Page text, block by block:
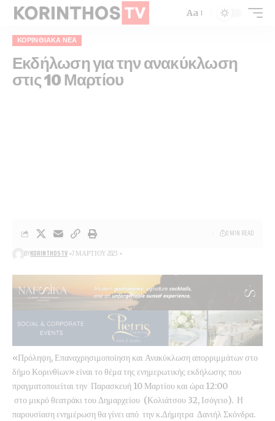
Aa
ΚΟΡΙΝΘΙΑΚΆ ΝΈΑ
Εκδήλωση για την ανακύκλωση
στις 10 Μαρτίου
BYKORINTHOSTV 7 ΜΑΡΤΊΟΥ 2023
0 MIN READ
«Πρόληψη, Επαναχρησιμοποίηση και Ανακύκλωση απορριμμάτων στο
δήμο Κορινθίων» είναι το θέμα της ενημερωτικής εκδήλωσης που
πραγματοποιείται την Παρασκευή 10 Μαρτίου και ώρα 12:00
στο μικρό θεατράκι του Δημαρχείου (Κολιάτσου 32, Ισόγειο). Η
παρουσίαση ενημέρωση θα γίνει από την κ.Δήμητρα Δανιήλ Σκόνδρα.